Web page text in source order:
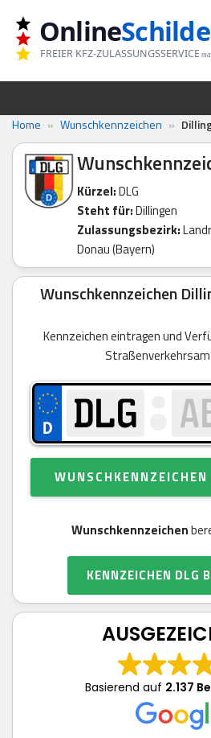
Zum
Inhalt
springen
Online
FREIER KFZ-ZULASSUNGSSERVICE
Home » Wunschkennzeichen »
Kürzel:DLG
Steht für:Dillingen
Zulassungsbezirk:
Donau (Bayern)
Wunschkennzeichen
Kennzeichen eintragen und
Wunschkennzeichen
KENNZEICHEN DLG
Basierend auf 2.137